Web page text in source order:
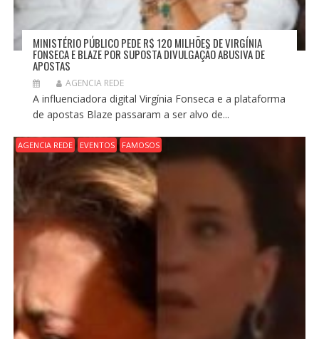
MINISTÉRIO PÚBLICO PEDE R$ 120 MILHÕES DE VIRGÍNIA
FONSECA E BLAZE POR SUPOSTA DIVULGAÇÃO ABUSIVA DE
APOSTAS
AGENCIA REDE
A influenciadora digital Virgínia Fonseca e a plataforma
de apostas Blaze passaram a ser alvo de...
AGENCIA REDE EVENTOS FAMOSOS